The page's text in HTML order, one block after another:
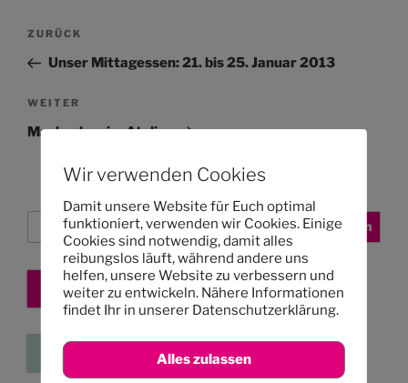
Beitragsnavigation
Vorheriger
Beitrag
ZURÜCK
Unser Mittagessen: 21. bis 25. Januar 2013
Nächster
Beitrag
WEITER
Maskenbau im Atelier
Suchen Suchen
Kita-Platz sichern
Eure Kleinanzeigen
Wir verwenden Cookies
Damit unsere Website für Euch optimal
funktioniert, verwenden wir Cookies. Einige
Cookies sind notwendig, damit alles
reibungslos läuft, während andere uns
helfen, unsere Website zu verbessern und
weiter zu entwickeln. Nähere Informationen
findet Ihr in unserer Datenschutzerklärung.
Alles zulassen